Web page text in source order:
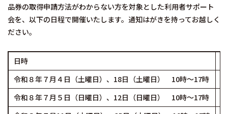
品券の取得申請方法がわからない方を対象とした利用者サポート
会を、以下の日程で開催いたします。通知はがきを持ってお越しく
ださい。
日時
令和８年７月４日（土曜日）、18日（土曜日） 10時～17時
令和８年７月５日（日曜日）、12日（日曜日） 10時～17時